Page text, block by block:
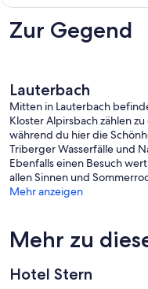
Zur Gegend
Lauterbach
Mitten in Lauterbach
Kloster Alpirsbach zählen
während du hier die
Triberger Wasserfälle und
Ebenfalls einen Besuch
allen Sinnen und
Mehr anzeigen
Mehr zu
Hotel Stern